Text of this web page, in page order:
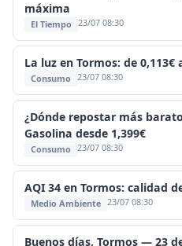
máxima
El Tiempo 23/07 08:30
La luz en Tormos: de 0,113€
Consumo 23/07 08:30
¿Dónde repostar más
Gasolina desde 1,399€
Consumo 23/07 08:30
AQI 34 en Tormos: calidad
Medio Ambiente 23/07 08:30
Buenos días, Tormos — 23